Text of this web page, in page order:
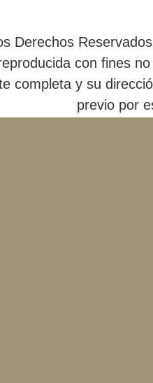
Derechos
con fines
completa y su
previo por